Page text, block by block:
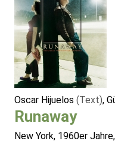
Oscar Hijuelos (Text),
Runaway
New York, 1960er